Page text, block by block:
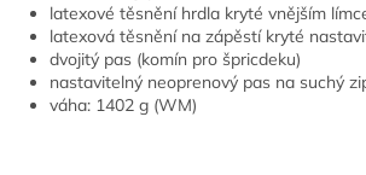
latexové těsnění hrdla kryté vnějším
latexová těsnění na zápěstí kryté
dvojitý pas (komín pro špricdeku)
nastavitelný neoprenový pas na suchý
váha: 1402 g (WM)